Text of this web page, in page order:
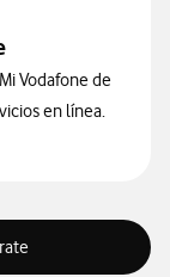
Vodafone de
en línea.